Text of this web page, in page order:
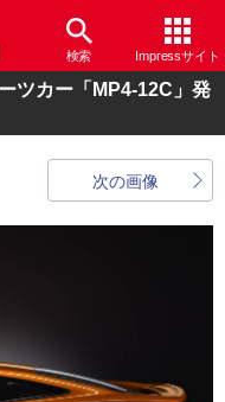
検索 Impressサイト
ツカー「MP4-12C」発
次の画像